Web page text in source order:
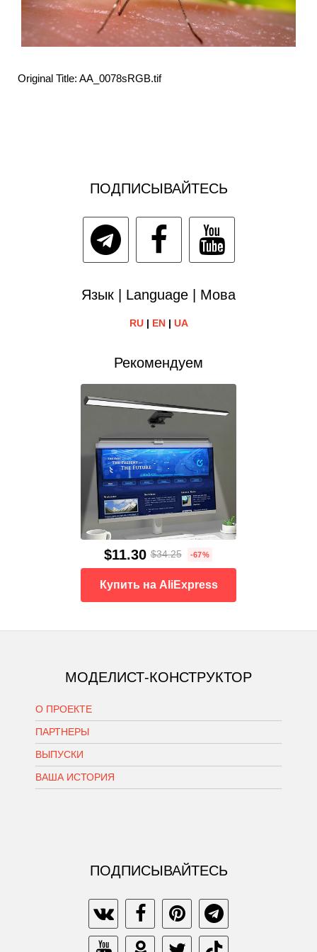
Original Title: AA_0078sRGB.tif
ПОДПИСЫВАЙТЕСЬ
Язык | Language | Мова
RU| EN| UA
Рекомендуем
$11.30 $34.25 -67%
Купить на AliExpress
МОДЕЛИСТ-КОНСТРУКТОР
О ПРОЕКТЕ
ПАРТНЕРЫ
ВЫПУСКИ
ВАША ИСТОРИЯ
ПОДПИСЫВАЙТЕСЬ